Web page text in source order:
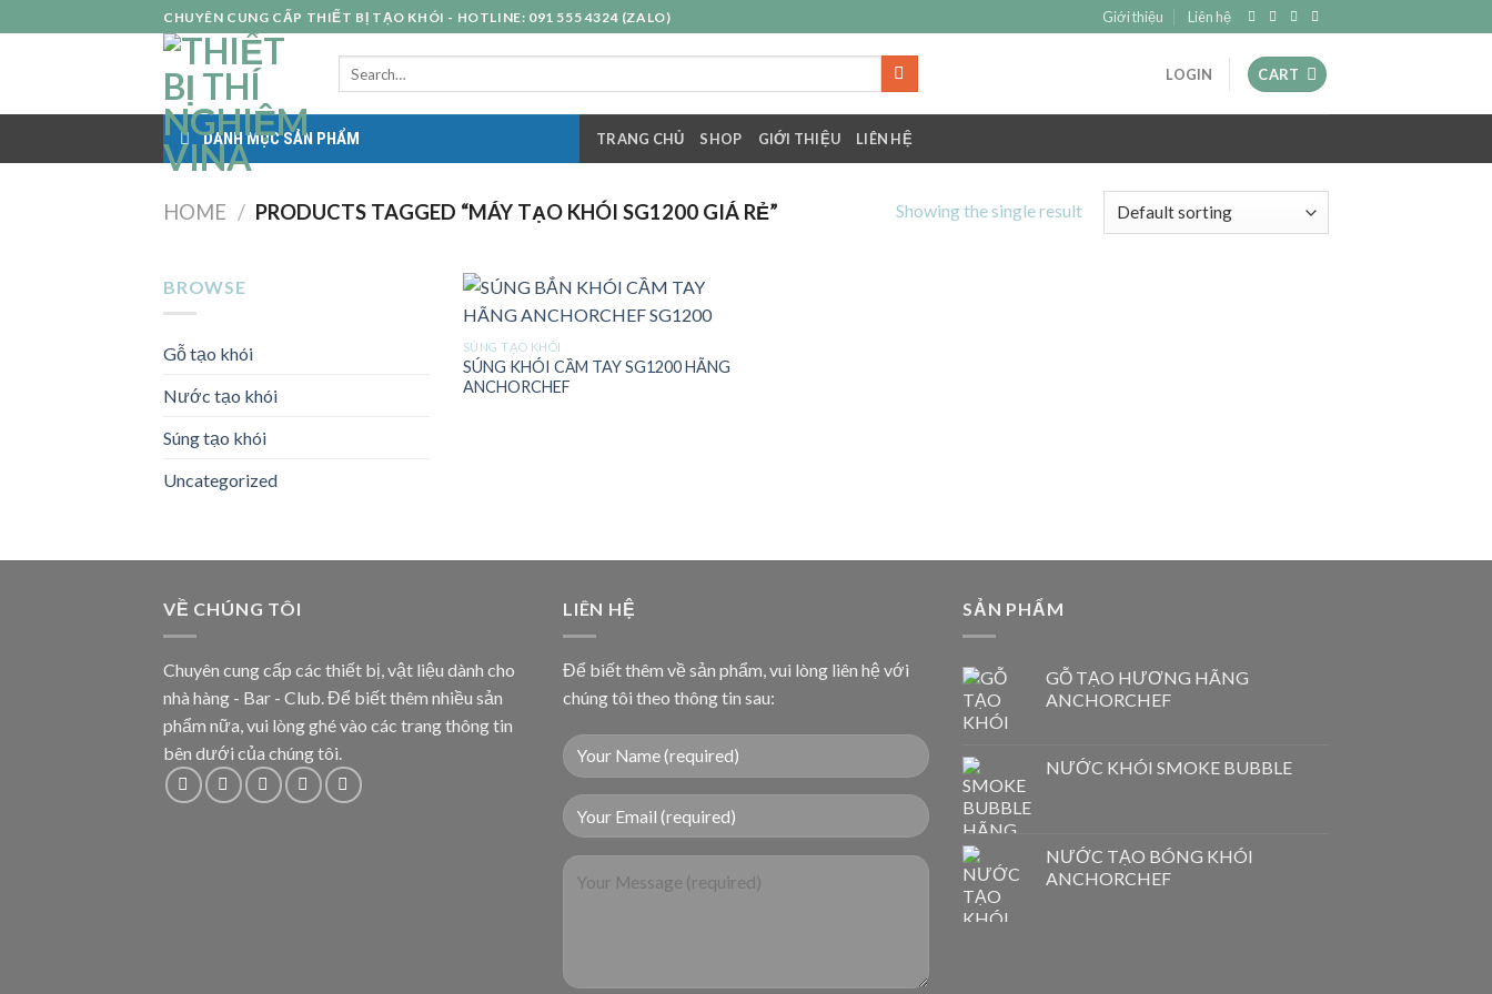
to
CHUYÊN CUNG CẤP THIẾT BỊ TẠO KHÓI - HOTLINE: 091 555 4324 (ZALO) Giới thiệu Liên hệ
LOGIN CART
DANH MỤC SẢN PHẨM TRANG CHỦ SHOP GIỚI THIỆU LIÊN HỆ
HOME / PRODUCTS TAGGED “MÁY TẠO KHÓI SG1200 GIÁ RẺ” Showing the single result
BROWSE
Gỗ tạo khói
Nước tạo khói
Súng tạo khói
Uncategorized
SÚNG TẠO KHÓI
SÚNG KHÓI CẦM TAY SG1200 HÃNG
ANCHORCHEF
VỀ CHÚNG TÔI
Chuyên cung cấp các thiết bị, vật liệu dành cho
nhà hàng - Bar - Club. Để biết thêm nhiều sản
phẩm nữa, vui lòng ghé vào các trang thông tin
bên dưới của chúng tôi.
LIÊN HỆ
Để biết thêm về sản phẩm, vui lòng liên hệ với
chúng tôi theo thông tin sau:
SẢN PHẨM
GỖ TẠO HƯƠNG HÃNG
ANCHORCHEF
NƯỚC KHÓI SMOKE BUBBLE
NƯỚC TẠO BÓNG KHÓI
ANCHORCHEF